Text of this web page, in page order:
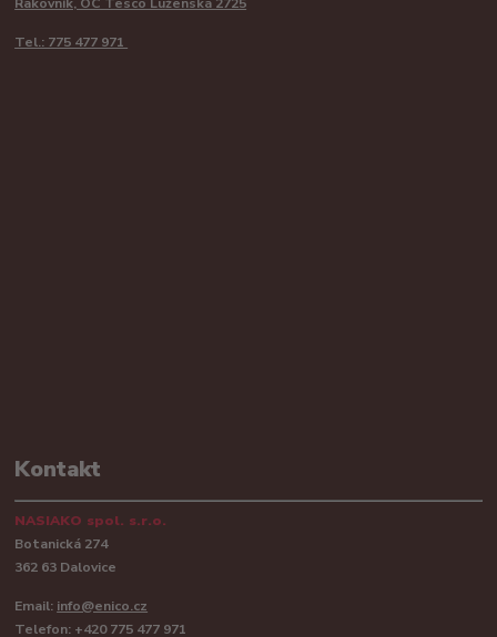
Rakovník, OC Tesco Luženská 2725
Tel.: 775 477 971
Kontakt
NASIAKO spol. s.r.o.
Botanická 274
362 63 Dalovice
Email: info@enico.cz
Telefon: +420 775 477 971